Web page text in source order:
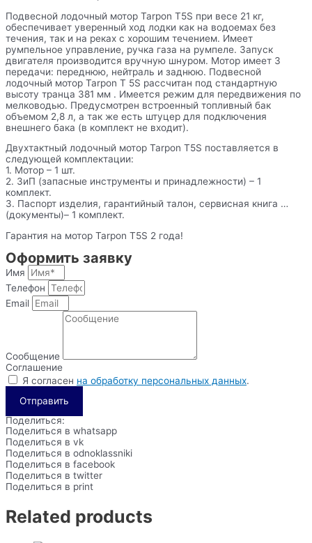
Подвесной лодочный мотор Tarpon T5S при весе 21 кг,
обеспечивает уверенный ход лодки как на водоемах без
течения, так и на реках с хорошим течением. Имеет
румпельное управление, ручка газа на румпеле. Запуск
двигателя производится вручную шнуром. Мотор имеет 3
передачи: переднюю, нейтраль и заднюю. Подвесной
лодочный мотор Tarpon Т 5S рассчитан под стандартную
высоту транца 381 мм . Имеется режим для передвижения по
мелководью. Предусмотрен встроенный топливный бак
объемом 2,8 л, а так же есть штуцер для подключения
внешнего бака (в комплект не входит).
Двухтактный лодочный мотор Tarpon T5S поставляется в
следующей комплектации:
1. Мотор – 1 шт.
2. ЗиП (запасные инструменты и принадлежности) – 1
комплект.
3. Паспорт изделия, гарантийный талон, сервисная книга …
(документы)– 1 комплект.
Гарантия на мотор Tarpon T5S 2 года!
Оформить заявку
Имя
Телефон
Email
Сообщение
Соглашение
Я согласен на обработку персональных данных.
Отправить
Поделиться:
Поделиться в whatsapp
Поделиться в vk
Поделиться в odnoklassniki
Поделиться в facebook
Поделиться в twitter
Поделиться в print
Related products